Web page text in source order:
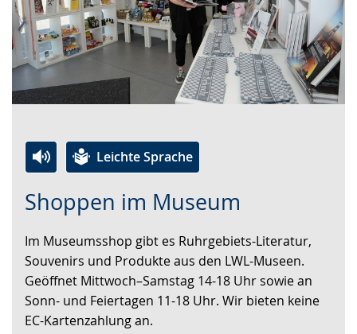
Shoppen im Museum
Leichte Sprache
Leichten
Sprache
wechseln.
Audio-
Unterstützung.
Video
Deutscher
Gebärdensprache
wird
angezeigt.
Im Museumsshop gibt es Ruhrgebiets-Literatur,
Souvenirs und Produkte aus den LWL-Museen.
Geöffnet Mittwoch–Samstag 14-18 Uhr sowie an
Sonn- und Feiertagen 11-18 Uhr. Wir bieten keine
EC-Kartenzahlung an.